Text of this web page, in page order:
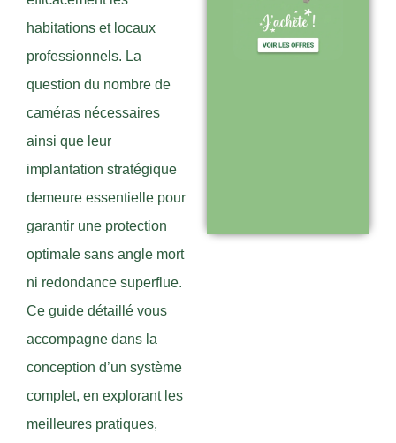
habitations et locaux
professionnels. La
question du nombre de
caméras nécessaires
ainsi que leur
implantation stratégique
demeure essentielle pour
garantir une protection
optimale sans angle mort
ni redondance superflue.
Ce guide détaillé vous
accompagne dans la
conception d’un système
complet, en explorant les
meilleures pratiques,
après validation
de commande